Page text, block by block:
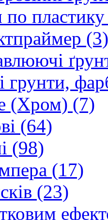
по
(3)
грунти,
(Хром) (7)
(64)
(98)
(17)
(23)